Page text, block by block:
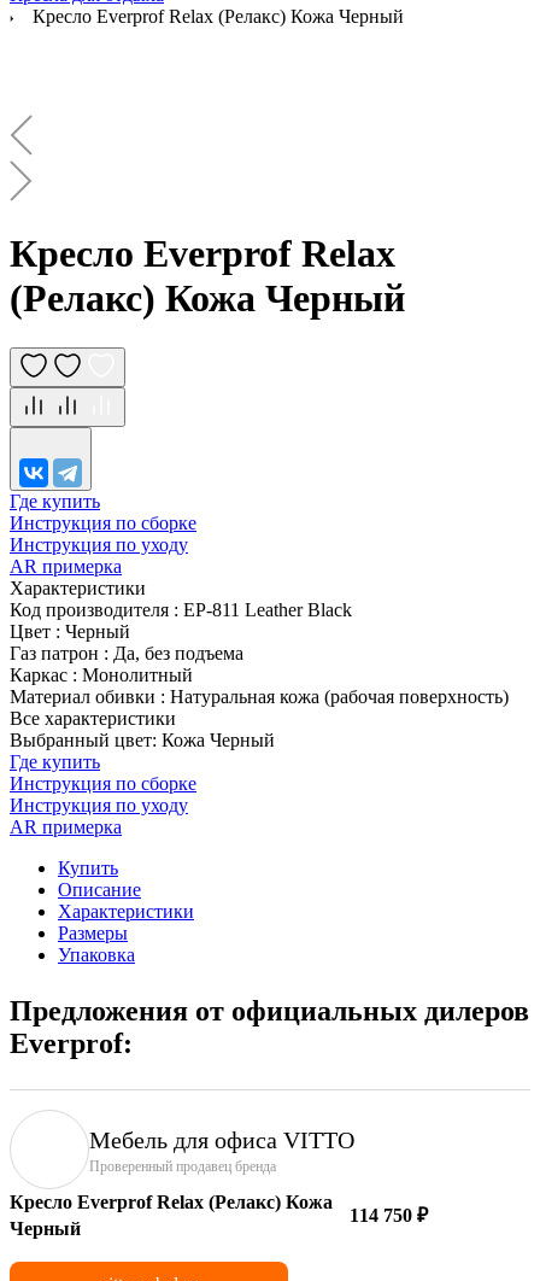
Кресло Everprof Relax (Релакс) Кожа Черный
Кресло Everprof Relax
(Релакс) Кожа Черный
Где купить
Инструкция по сборке
Инструкция по уходу
AR примерка
Характеристики
Код производителя : EP-811 Leather Black
Цвет : Черный
Газ патрон : Да, без подъема
Каркас : Монолитный
Материал обивки : Натуральная кожа (рабочая поверхность)
Все характеристики
Выбранный цвет: Кожа Черный
Где купить
Инструкция по сборке
Инструкция по уходу
AR примерка
Купить
Описание
Характеристики
Размеры
Упаковка
Предложения от официальных дилеров
Everprof:
Мебель для офиса VITTO
Проверенный продавец бренда
Кресло Everprof Relax (Релакс) Кожа
Черный
114 750 ₽